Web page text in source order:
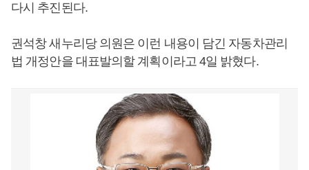
다시 추진된다.
권석창 새누리당 의원은 이런 내용이 담긴 자동차관리
법 개정안을 대표발의할 계획이라고 4일 밝혔다.